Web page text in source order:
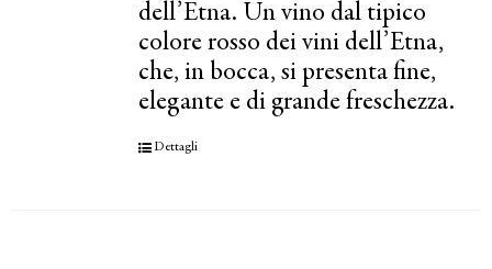
dell’Etna. Un vino dal tipico
colore rosso dei vini dell’Etna,
che, in bocca, si presenta fine,
elegante e di grande freschezza.
Dettagli